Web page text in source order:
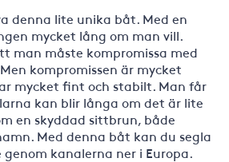
denna lite unika båt. Med en
mycket lång om man vill.
man måste kompromissa med
kompromissen är mycket
mycket fint och stabilt. Man får
kan blir långa om det är lite
en skyddad sittbrun, både
Med denna båt kan du segla
genom kanalerna ner i Europa.